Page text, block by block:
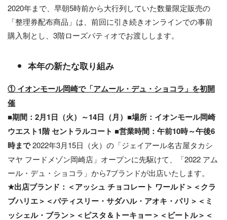
2020年まで、早朝5時前から大行列していた数量限定販売の
「整理券配布商品」は、前回に引き続きオンラインでの事前
購入制とし、3階ローズパティオでお渡しします。
本年の新たな取り組み
① イオンモール岡崎で「アムール・デュ・ショコラ」を初開
催
■期間：2月1日（火）～14日（月）■場所：イオンモール岡崎
ウエスト1階 セントラルコート ■営業時間：午前10時～午後6
時まで2022年3月15日（火）の「ジェイアール名古屋タカシ
マヤ フードメゾン岡崎店」オープンに先駆けて、「2022 アム
ール・デュ・ショコラ」から7ブランドが出店いたします。
★出店ブランド：＜アッシュ チョコレート ワールド＞＜クラ
ブハリエ＞＜パティスリー・サダハル・アオキ・パリ＞＜ミ
ッシェル・ブラン＞＜ピスタ＆トーキョー＞＜ビートル＞＜